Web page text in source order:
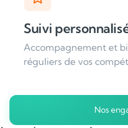
Apprendre avec
Une pédagogie basée
plaisir d'apprendre
Nos